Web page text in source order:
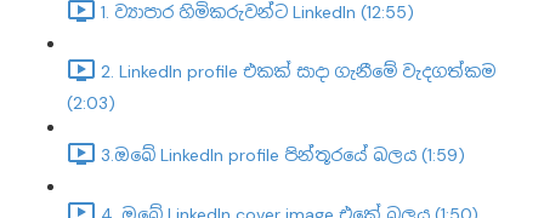
1. ව්‍යාපාර හිමිකරුවන්ට LinkedIn (12:55)
2. LinkedIn profile එකක් සාදා ගැනීමේ වැදගත්කම
(2:03)
3.ඔබේ LinkedIn profile පින්තූරයේ බලය (1:59)